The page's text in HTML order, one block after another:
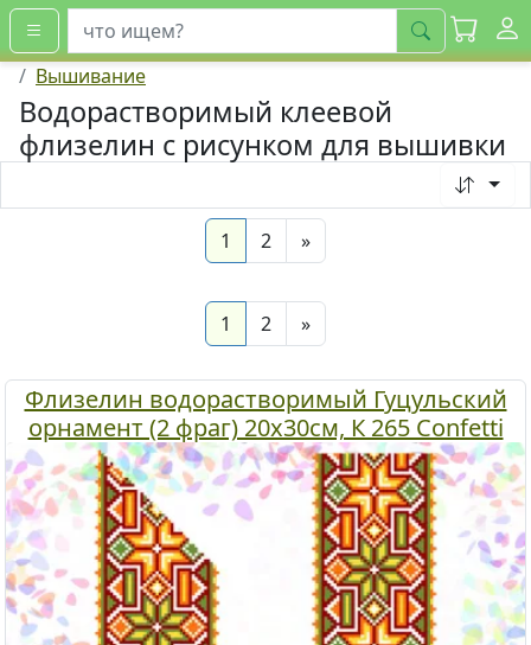
искать
Вышивание
Водорастворимый клеевой
флизелин с рисунком для вышивки
1 (current)
2 »Next
1 (current)
2 »Next
Флизелин водорастворимый Гуцульский
орнамент (2 фраг) 20х30см, К 265 Confetti